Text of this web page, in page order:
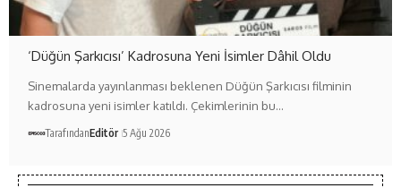
‘Düğün Şarkıcısı’ Kadrosuna Yeni İsimler Dâhil Oldu
Sinemalarda yayınlanması beklenen Düğün Şarkıcısı filminin
kadrosuna yeni isimler katıldı. Çekimlerinin bu…
TarafındanEditör 5 Ağu 2026